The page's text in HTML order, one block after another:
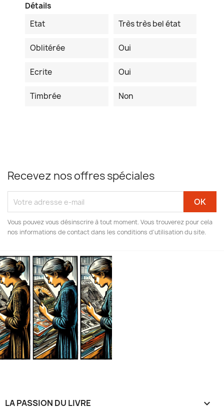
Détails
Etat
Très très bel état
Oblitérée Oui
Ecrite Oui
Timbrée Non
Recevez nos offres spéciales
Vous pouvez vous désinscrire à tout moment. Vous trouverez pour cela
nos informations de contact dans les conditions d'utilisation du site.
LA PASSION DU LIVRE 